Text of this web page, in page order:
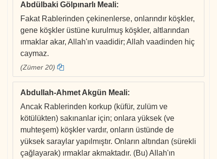
Abdülbaki Gölpınarlı Meali:
Fakat Rablerinden çekinenlerse, onlarındır köşkler,
gene köşkler üstüne kurulmuş köşkler, altlarından
ırmaklar akar, Allah'ın vaadidir; Allah vaadinden hiç
caymaz.
(Zümer 20)
Abdullah-Ahmet Akgün Meali:
Ancak Rablerinden korkup (küfür, zulüm ve
kötülükten) sakınanlar için; onlara yüksek (ve
muhteşem) köşkler vardır, onların üstünde de
yüksek saraylar yapılmıştır. Onların altından (sürekli
çağlayarak) ırmaklar akmaktadır. (Bu) Allah'ın